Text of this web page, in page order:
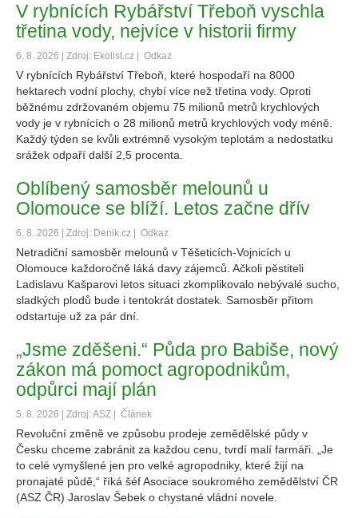
V rybnících Rybářství Třeboň vyschla
třetina vody, nejvíce v historii firmy
6. 8. 2026 | Zdroj: Ekolist.cz | Odkaz
V rybnících Rybářství Třeboň, které hospodaří na 8000
hektarech vodní plochy, chybí více než třetina vody. Oproti
běžnému zdržovaném objemu 75 milionů metrů krychlových
vody je v rybnících o 28 milionů metrů krychlových vody méně.
Každý týden se kvůli extrémně vysokým teplotám a nedostatku
srážek odpaří další 2,5 procenta.
Oblíbený samosběr melounů u
Olomouce se blíží. Letos začne dřív
6. 8. 2026 | Zdroj: Denik.cz | Odkaz
Netradiční samosběr melounů v Těšeticích-Vojnicích u
Olomouce každoročně láká davy zájemců. Ačkoli pěstiteli
Ladislavu Kašparovi letos situaci zkomplikovalo nebývalé sucho,
sladkých plodů bude i tentokrát dostatek. Samosběr přitom
odstartuje už za pár dní.
„Jsme zděšeni.“ Půda pro Babiše, nový
zákon má pomoct agropodnikům,
odpůrci mají plán
5. 8. 2026 | Zdroj: ASZ | Článek
Revoluční změně ve způsobu prodeje zemědělské půdy v
Česku chceme zabránit za každou cenu, tvrdí malí farmáři. „Je
to celé vymyšlené jen pro velké agropodniky, které žijí na
pronajaté půdě,“ říká šéf Asociace soukromého zemědělství ČR
(ASZ ČR) Jaroslav Šebek o chystané vládní novele.